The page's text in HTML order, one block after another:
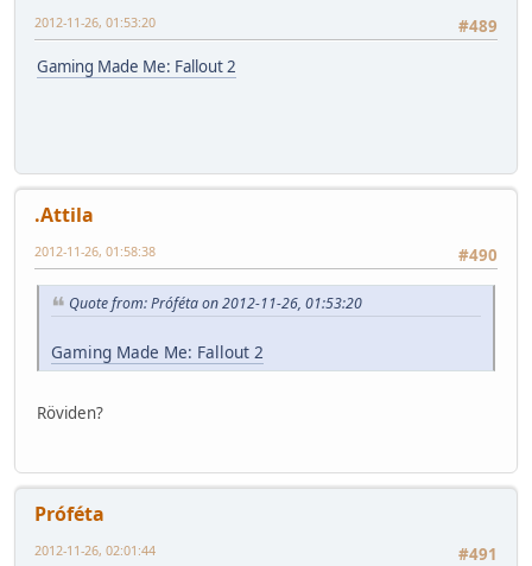
#489
2012-11-26, 01:53:20
Gaming Made Me: Fallout 2
.Attila
#490
2012-11-26, 01:58:38
Quote from: Próféta on 2012-11-26, 01:53:20
Gaming Made Me: Fallout 2
Röviden?
Próféta
#491
2012-11-26, 02:01:44